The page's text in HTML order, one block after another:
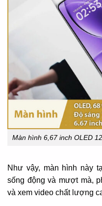
Màn hình 6,67 inch OLED
Như vậy, màn hình này
sống động và mượt mà,
và xem video chất lượng